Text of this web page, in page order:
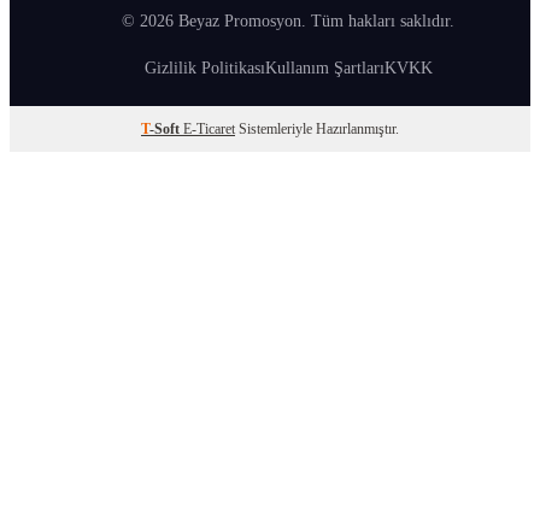
© 2026 Beyaz Promosyon. Tüm hakları saklıdır.
Gizlilik PolitikasıKullanım ŞartlarıKVKK
T-Soft E-Ticaret Sistemleriyle Hazırlanmıştır.